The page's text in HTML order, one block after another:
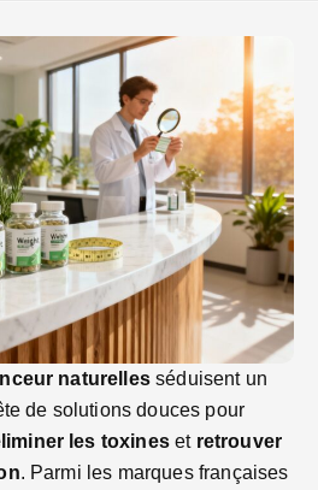
naturellesséduisent un
de solutions douces pour
les toxineset retrouver
. Parmi les marques françaises